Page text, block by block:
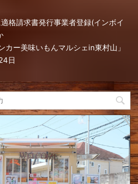
格請求書発行事業者登録(インボイ
カー美味いもんマルシェin東村山」
日